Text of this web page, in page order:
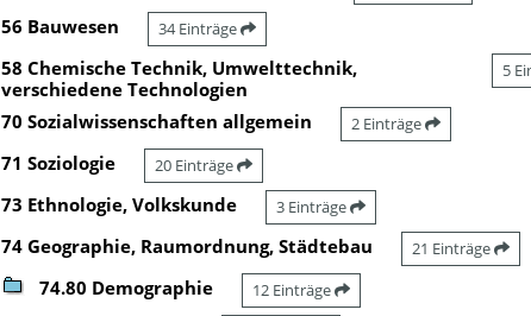
56 Bauwesen 34 Einträge
58 Chemische Technik, Umwelttechnik,
verschiedene Technologien
5
70 Sozialwissenschaften allgemein 2 Einträge
71 Soziologie 20 Einträge
73 Ethnologie, Volkskunde 3 Einträge
74 Geographie, Raumordnung, Städtebau 21 Einträge
74.80 Demographie 12 Einträge